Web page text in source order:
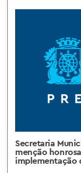
Secretaria
menção
implementação